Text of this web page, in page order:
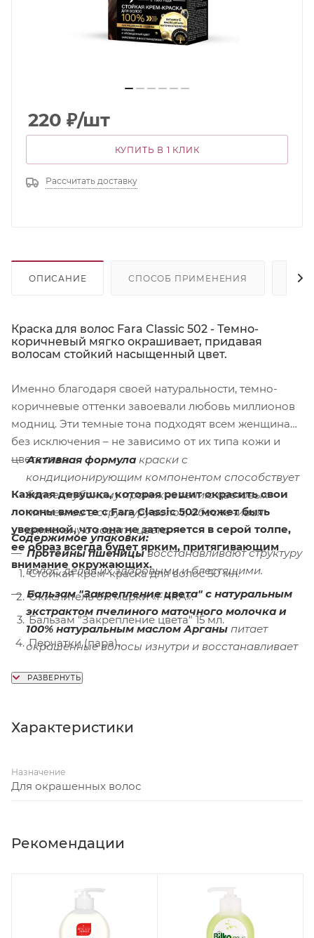
220 ₽/шт
КУПИТЬ В 1 КЛИК
Рассчитать доставку
ОПИСАНИЕ СПОСОБ ПРИМЕНЕНИЯ
Краска для волос Fara Classic 502 - Темно-
коричневый мягко окрашивает, придавая
волосам стойкий насыщенный цвет.
Именно благодаря своей натуральности, темно-
коричневые оттенки завоевали любовь миллионов
модниц. Эти темные тона подходят всем женщинам
без исключения – не зависимо от их типа кожи и
цвета глаз.
Каждая девушка, которая решит окрасить свои
локоны вместе с Fara Classic 502 может быть
уверенной, что она не затеряется в серой толпе,
ее образ всегда будет ярким, притягивающим
внимание окружающих.
Активная формула краски с
кондиционирующим компонентом способствует
более глубокому проникновению цветовых
пигментов в структуру волос, обеспечивая
длительную защиту цвета.
Протеины пшеницывосстанавливают структуру
волос, делая их здоровыми и блестящими.
Бальзам "Закрепление цвета" с натуральным
экстрактом пчелиного маточного молочка и
100% натуральным маслом Арганы питает
окрашенные волосы изнутри и восстанавливает
Содержимое упаковки:
Стойкая крем-краска для волос 50 мл.
Окислитель 6% марки «FARA».
Бальзам "Закрепление цвета" 15 мл.
Перчатки (пара).
Характеристики
Назначение
Для окрашенных волос
Рекомендации